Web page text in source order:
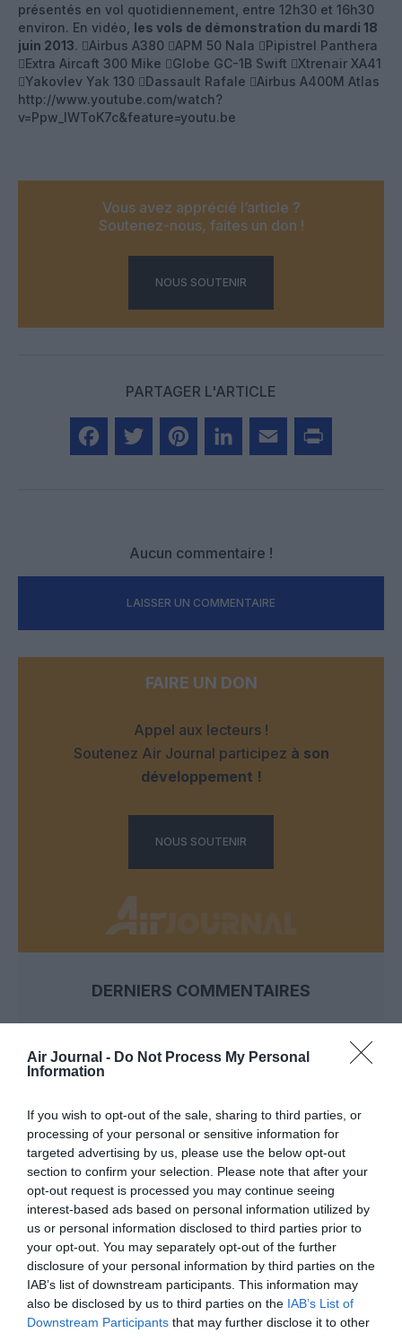
Air Journal - Do Not Process My Personal
Information
If you wish to opt-out of the sale, sharing to third parties, or
processing of your personal or sensitive information for
targeted advertising by us, please use the below opt-out
section to confirm your selection. Please note that after your
opt-out request is processed you may continue seeing
interest-based ads based on personal information utilized by
us or personal information disclosed to third parties prior to
your opt-out. You may separately opt-out of the further
disclosure of your personal information by third parties on the
IAB’s list of downstream participants. This information may
also be disclosed by us to third parties on the IAB’s List of
Downstream Participants that may further disclose it to other
présentés en vol quotidiennement, entre 12h30 et 16h30
environ. En vidéo, les vols de démonstration du mardi 18
juin 2013. Airbus A380 APM 50 Nala Pipistrel Panthera
Extra Aircaft 300 Mike Globe GC-1B Swift Xtrenair XA41
Yakovlev Yak 130 Dassault Rafale Airbus A400M Atlas
http://www.youtube.com/watch?
v=Ppw_lWToK7c&feature=youtu.be
Vous avez apprécié l’article ?
Soutenez-nous, faites un don !
NOUS SOUTENIR
PARTAGER L'ARTICLE
Aucun commentaire !
LAISSER UN COMMENTAIRE
FAIRE UN DON
Appel aux lecteurs !
Soutenez Air Journal participez à son
développement !
NOUS SOUTENIR
DERNIERS COMMENTAIRES
NDR a commenté l'article :
Nico
a commenté l'article :
Il s’est masturbé sur une passagère endormie : trois ans
de prison et interdiction de séjour en Thaïlande
avions salon du bourget